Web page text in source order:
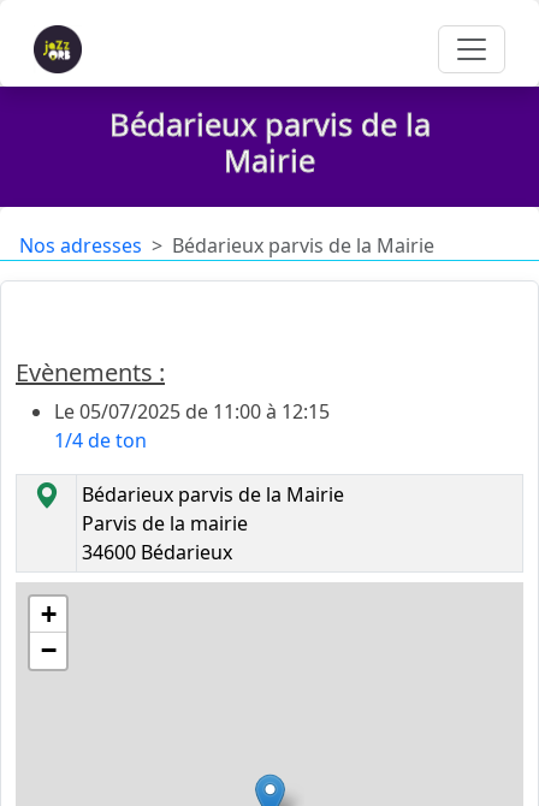
Bédarieux parvis de la
Mairie
Nos adresses Bédarieux parvis de la Mairie
Evènements :
Le 05/07/2025 de 11:00 à 12:15
1/4 de ton
Bédarieux parvis de la Mairie
Parvis de la mairie
34600 Bédarieux
+
−